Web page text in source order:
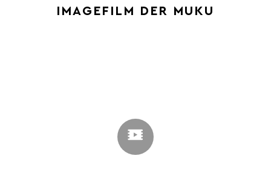
IMAGEFILM DER MUKU